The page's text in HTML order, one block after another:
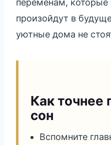
переменам, которые
произойдут в
уютные дома не
Как точнее
сон
Вспомните